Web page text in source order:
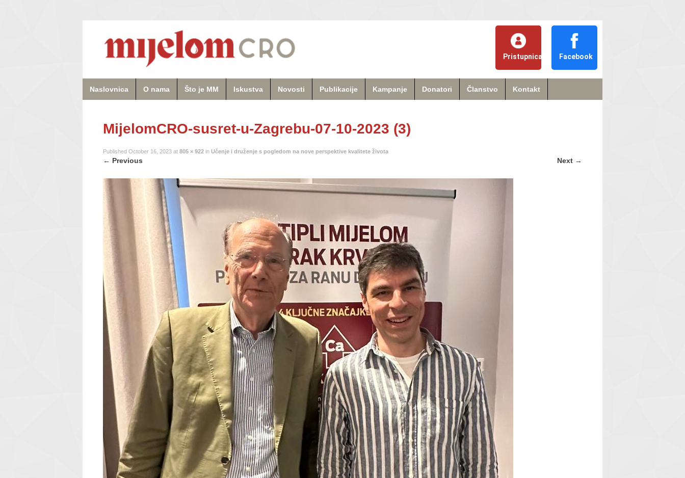
Pristupnica Facebook
Naslovnica O nama Što je MM Iskustva Novosti Publikacije Kampanje Donatori Članstvo Kontakt
MijelomCRO-susret-u-Zagrebu-07-10-2023 (3)
Published October 16, 2023 at 805 × 922 in Učenje i druženje s pogledom na nove perspektive kvalitete života
← Previous Next →